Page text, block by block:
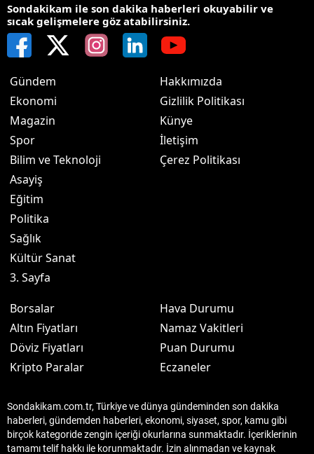
Sondakikam ile son dakika haberleri okuyabilir ve
sıcak gelişmelere göz atabilirsiniz.
Gündem
Ekonomi
Magazin
Spor
Bilim ve Teknoloji
Asayiş
Eğitim
Politika
Sağlık
Kültür Sanat
3. Sayfa
Hakkımızda
Gizlilik Politikası
Künye
İletişim
Çerez Politikası
Borsalar
Altın Fiyatları
Döviz Fiyatları
Kripto Paralar
Hava Durumu
Namaz Vakitleri
Puan Durumu
Eczaneler
Sondakikam.com.tr, Türkiye ve dünya gündeminden son dakika
haberleri, gündemden haberleri, ekonomi, siyaset, spor, kamu gibi
birçok kategoride zengin içeriği okurlarına sunmaktadır. İçeriklerinin
tamamı telif hakkı ile korunmaktadır. İzin alınmadan ve kaynak